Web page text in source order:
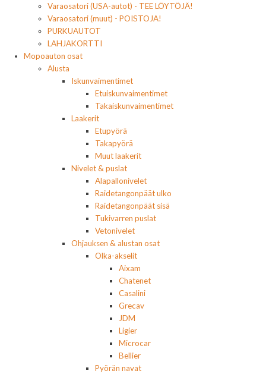
Varaosatori (USA-autot) - TEE LÖYTÖJÄ!
Varaosatori (muut) - POISTOJA!
PURKUAUTOT
LAHJAKORTTI
Mopoauton osat
Alusta
Iskunvaimentimet
Etuiskunvaimentimet
Takaiskunvaimentimet
Laakerit
Etupyörä
Takapyörä
Muut laakerit
Nivelet & puslat
Alapallonivelet
Raidetangonpäät ulko
Raidetangonpäät sisä
Tukivarren puslat
Vetonivelet
Ohjauksen & alustan osat
Olka-akselit
Aixam
Chatenet
Casalini
Grecav
JDM
Ligier
Microcar
Bellier
Pyörän navat